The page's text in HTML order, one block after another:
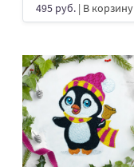
495 руб. | В корзину